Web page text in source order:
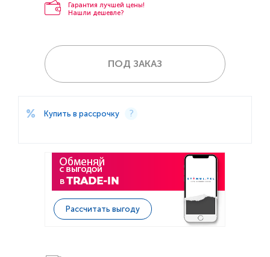
Гарантия лучшей цены!
Нашли дешевле?
ПОД ЗАКАЗ
Купить в рассрочку
Рассчитать выгоду